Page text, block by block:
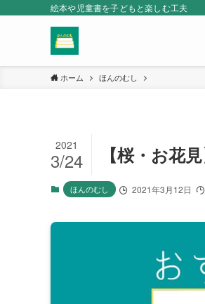
絵本や児童書を子どもと楽しむ工夫
ホーム ほんのむし
【桜・お花
2021
3/24
ほんのむし 2021年3月12日